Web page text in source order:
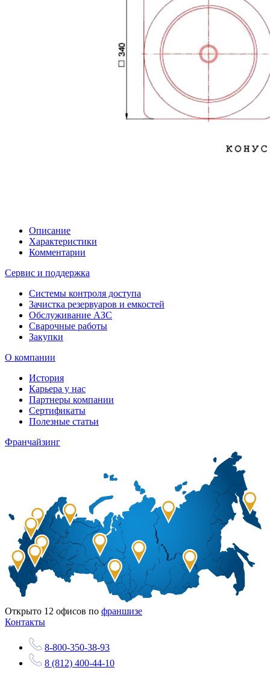
Описание
Характеристики
Комментарии
Сервис и поддержка
Системы контроля доступа
Зачистка резервуаров и емкостей
Обслуживание АЗС
Сварочные работы
Закупки
О компании
История
Карьера у нас
Партнеры компании
Сертификаты
Полезные статьи
Франчайзинг
Открыто 12 офисов по франшизе
Контакты
8-800-350-38-93
8 (812) 400-44-10